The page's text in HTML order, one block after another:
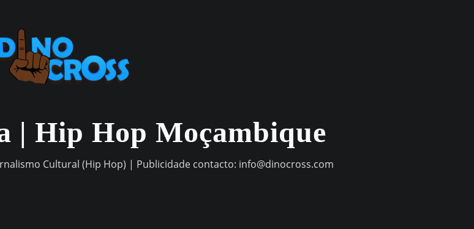
| Hip Hop Moçambique
Cultural (Hip Hop) | Publicidade contacto: info@dinocross.com